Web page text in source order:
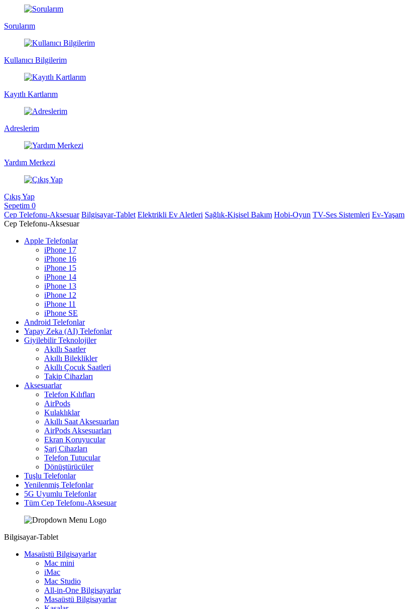
Sorularım
Kullanıcı Bilgilerim
Kayıtlı Kartlarım
Adreslerim
Yardım Merkezi
Çıkış Yap
Sepetim 0
Cep Telefonu-Aksesuar Bilgisayar-Tablet Elektrikli Ev Aletleri Sağlık-Kişisel Bakım Hobi-Oyun TV-Ses Sistemleri Ev-Yaşam
Cep Telefonu-Aksesuar
Apple Telefonlar
iPhone 17
iPhone 16
iPhone 15
iPhone 14
iPhone 13
iPhone 12
iPhone 11
iPhone SE
Android Telefonlar
Yapay Zeka (AI) Telefonlar
Giyilebilir Teknolojiler
Akıllı Saatler
Akıllı Bileklikler
Akıllı Çocuk Saatleri
Takip Cihazları
Aksesuarlar
Telefon Kılıfları
AirPods
Kulaklıklar
Akıllı Saat Aksesuarları
AirPods Aksesuarları
Ekran Koruyucular
Şarj Cihazları
Telefon Tutucular
Dönüştürücüler
Tuşlu Telefonlar
Yenilenmiş Telefonlar
5G Uyumlu Telefonlar
Tüm Cep Telefonu-Aksesuar
Bilgisayar-Tablet
Masaüstü Bilgisayarlar
Mac mini
iMac
Mac Studio
All-in-One Bilgisayarlar
Masaüstü Bilgisayarlar